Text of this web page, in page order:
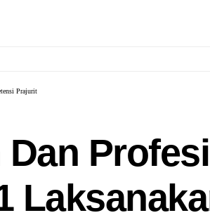
Prajurit